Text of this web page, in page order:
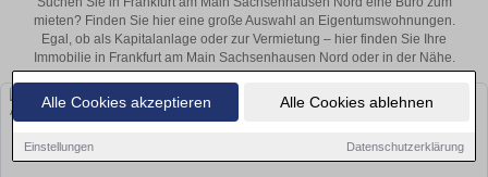
Alle Cookies akzeptieren Alle Cookies ablehnen
Einstellungen Datenschutzerklärung
mieten? Finden Sie hier eine große Auswahl an Eigentumswohnungen.
Egal, ob als Kapitalanlage oder zur Vermietung – hier finden Sie Ihre
Immobilie in Frankfurt am Main Sachsenhausen Nord oder in der Nähe.